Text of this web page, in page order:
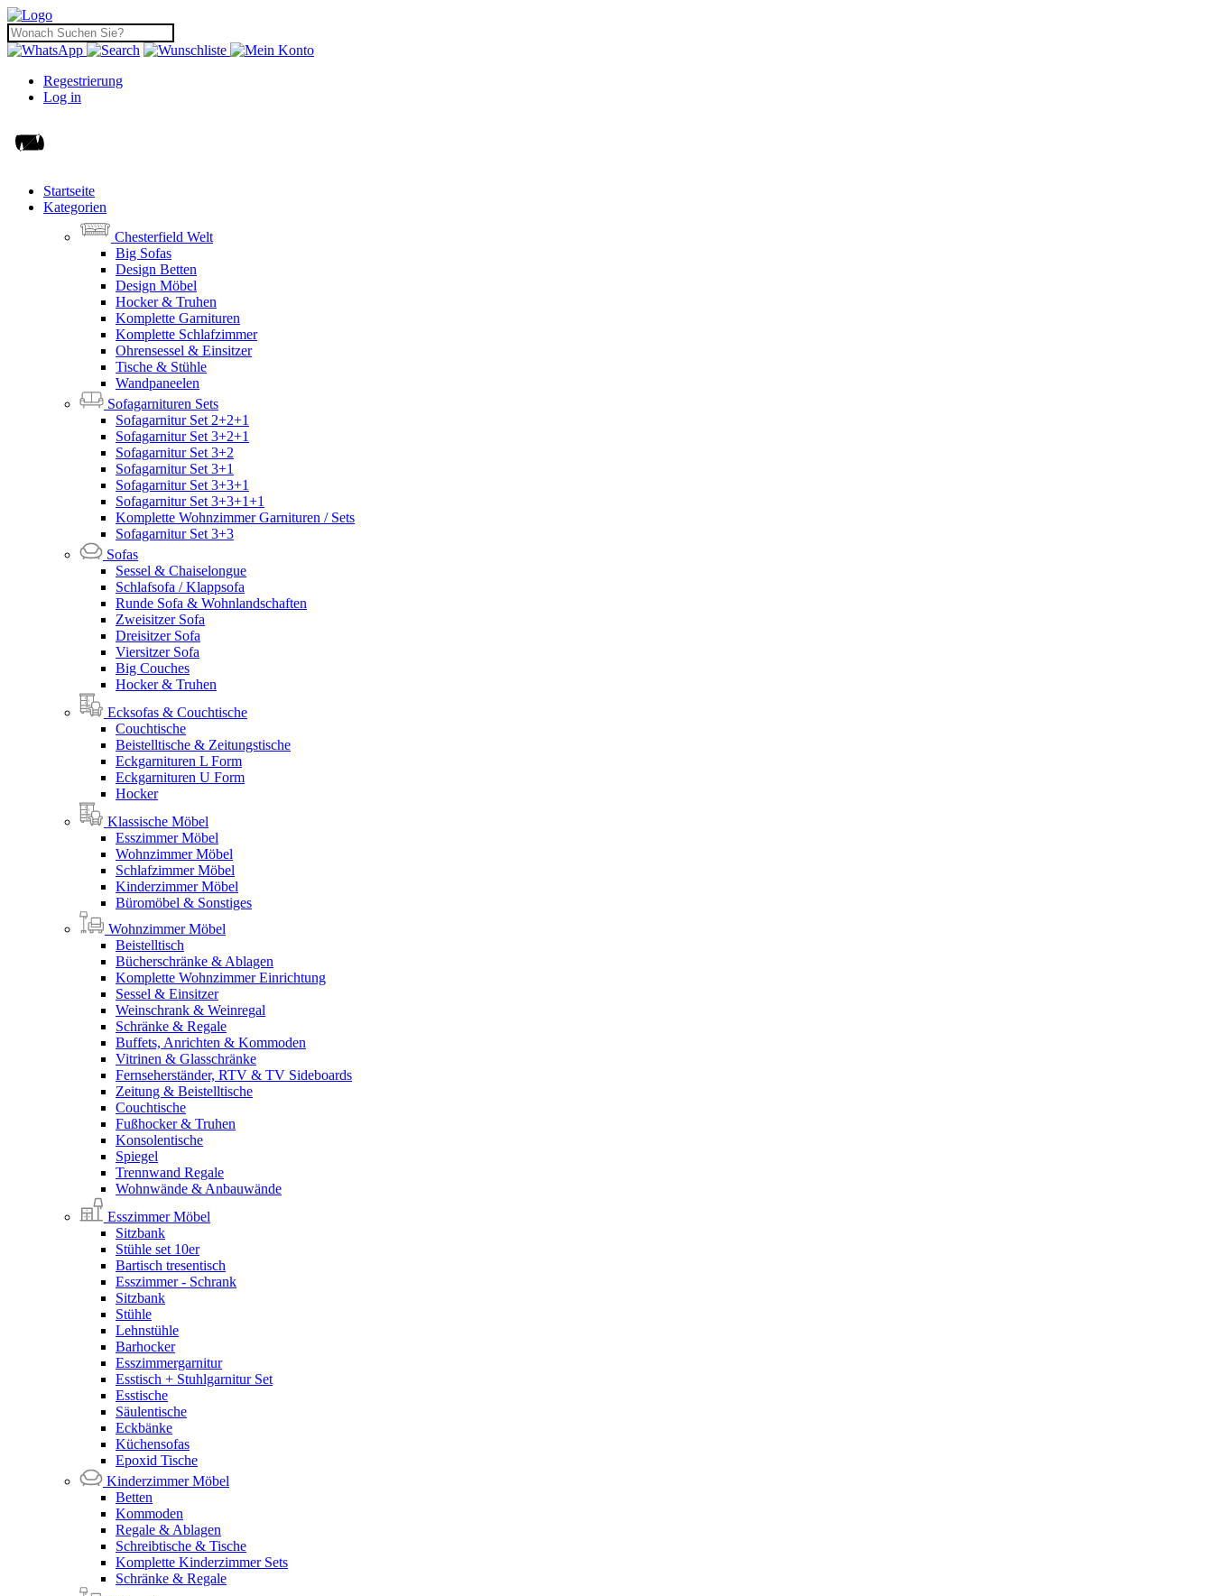
Regestrierung
Log in
Startseite
Kategorien
Chesterfield Welt
Big Sofas
Design Betten
Design Möbel
Hocker & Truhen
Komplette Garnituren
Komplette Schlafzimmer
Ohrensessel & Einsitzer
Tische & Stühle
Wandpaneelen
Sofagarnituren Sets
Sofagarnitur Set 2+2+1
Sofagarnitur Set 3+2+1
Sofagarnitur Set 3+2
Sofagarnitur Set 3+1
Sofagarnitur Set 3+3+1
Sofagarnitur Set 3+3+1+1
Komplette Wohnzimmer Garnituren / Sets
Sofagarnitur Set 3+3
Sofas
Sessel & Chaiselongue
Schlafsofa / Klappsofa
Runde Sofa & Wohnlandschaften
Zweisitzer Sofa
Dreisitzer Sofa
Viersitzer Sofa
Big Couches
Hocker & Truhen
Ecksofas & Couchtische
Couchtische
Beistelltische & Zeitungstische
Eckgarnituren L Form
Eckgarnituren U Form
Hocker
Klassische Möbel
Esszimmer Möbel
Wohnzimmer Möbel
Schlafzimmer Möbel
Kinderzimmer Möbel
Büromöbel & Sonstiges
Wohnzimmer Möbel
Beistelltisch
Bücherschränke & Ablagen
Komplette Wohnzimmer Einrichtung
Sessel & Einsitzer
Weinschrank & Weinregal
Schränke & Regale
Buffets, Anrichten & Kommoden
Vitrinen & Glasschränke
Fernseherständer, RTV & TV Sideboards
Zeitung & Beistelltische
Couchtische
Fußhocker & Truhen
Konsolentische
Spiegel
Trennwand Regale
Wohnwände & Anbauwände
Esszimmer Möbel
Sitzbank
Stühle set 10er
Bartisch tresentisch
Esszimmer - Schrank
Sitzbank
Stühle
Lehnstühle
Barhocker
Esszimmergarnitur
Esstisch + Stuhlgarnitur Set
Esstische
Säulentische
Eckbänke
Küchensofas
Epoxid Tische
Kinderzimmer Möbel
Betten
Kommoden
Regale & Ablagen
Schreibtische & Tische
Komplette Kinderzimmer Sets
Schränke & Regale